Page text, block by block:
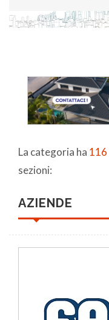
La categoria ha 116
sezioni:
AZIENDE